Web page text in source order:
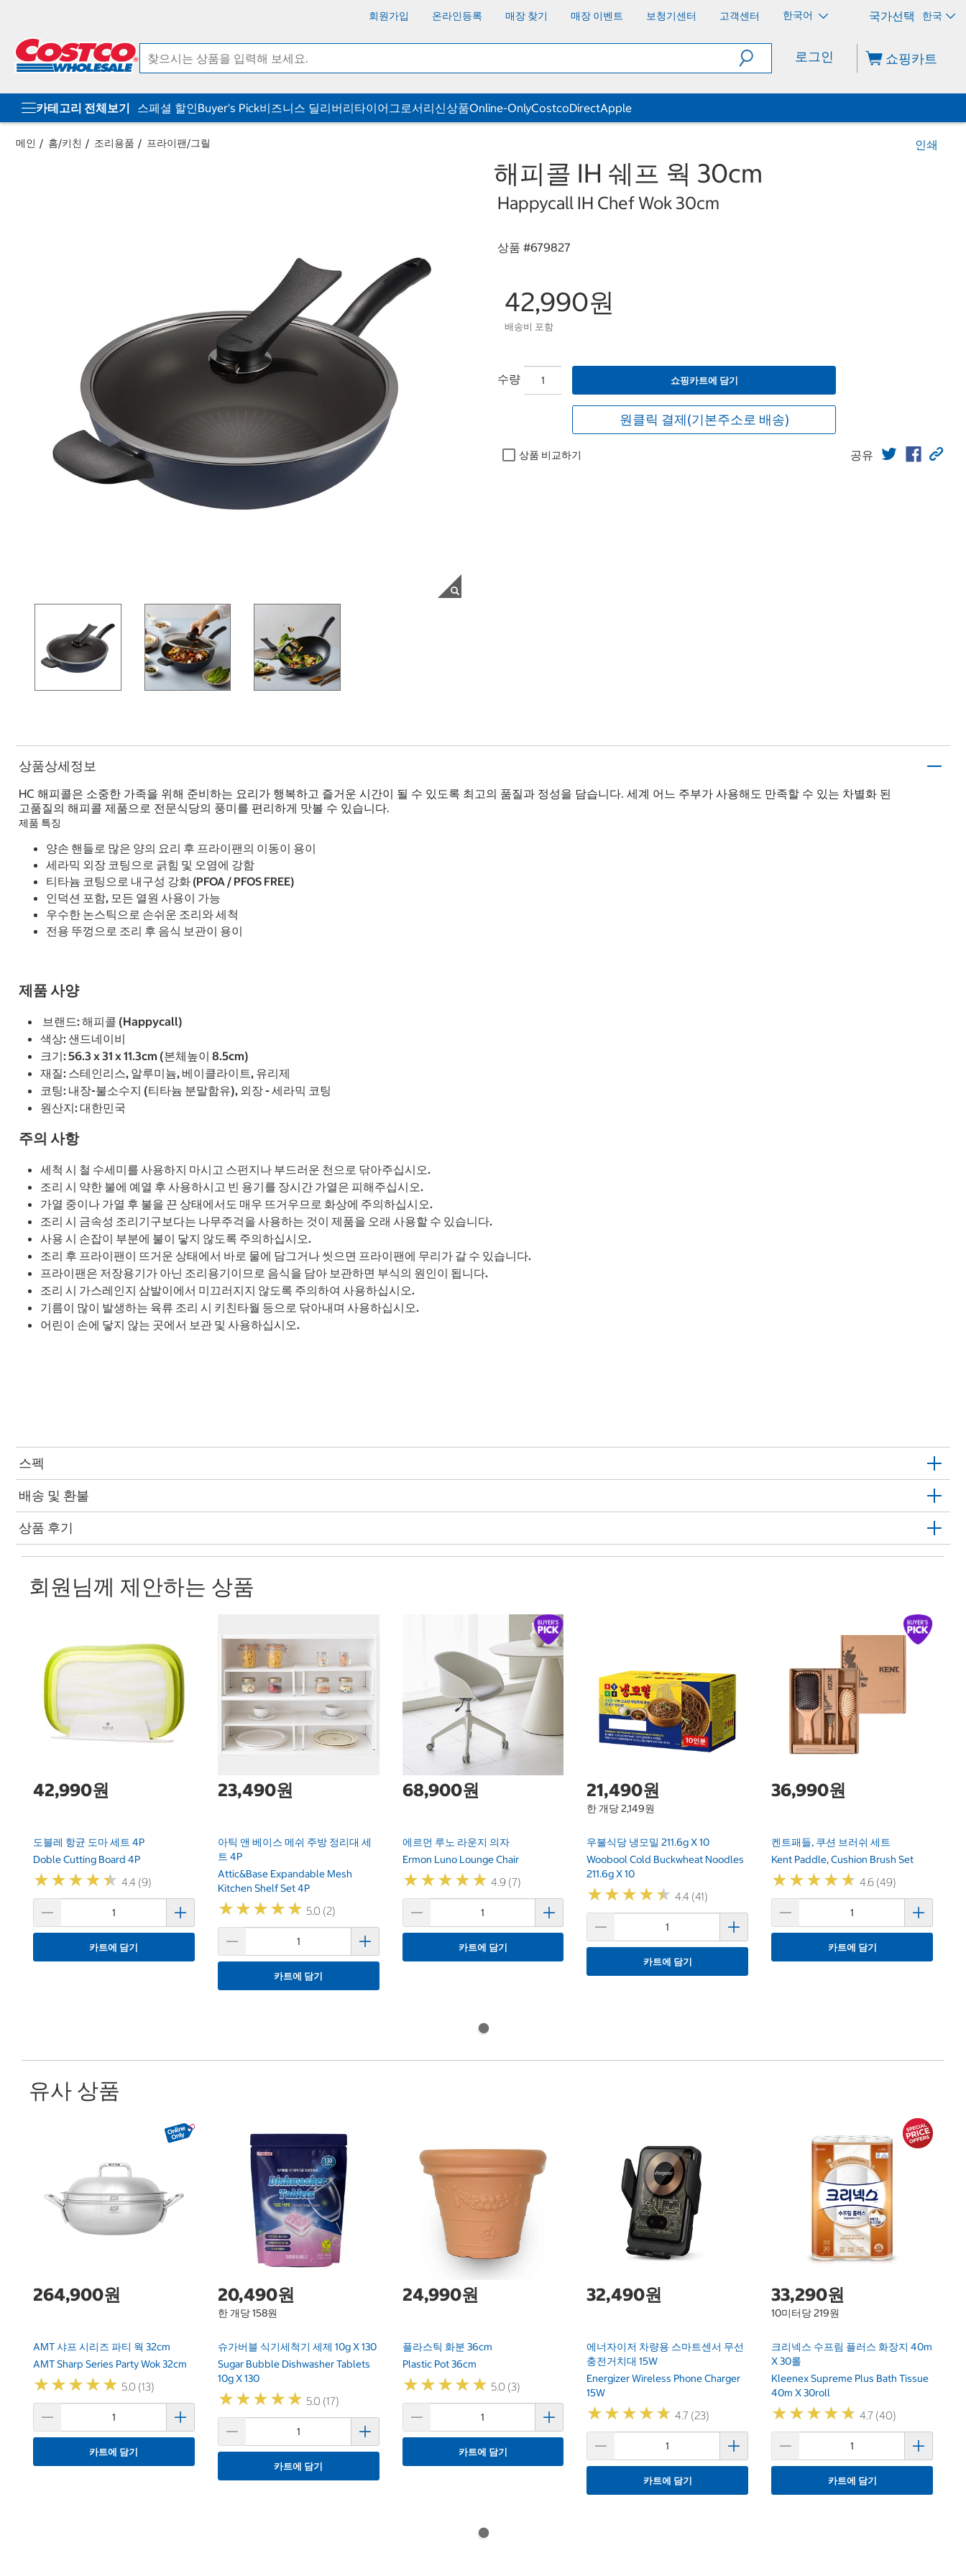
회원가입 온라인등록 매장 찾기 매장 이벤트 보청기센터 고객센터 한국어 한국
로그인 쇼핑카트
카테고리 전체보기 스페셜 할인Buyer's Pick비즈니스 딜리버리타이어그로서리신상품Online-OnlyCostcoDirectApple
메인 홈/키친 조리용품 프라이팬/그릴 인쇄
해피콜 IH 쉐프 웍 30cm
Happycall IH Chef Wok 30cm
상품 #679827
42,990원
배송비 포함
수량 쇼핑카트에 담기
원클릭 결제(기본주소로 배송)
상품 비교하기 공유
상품상세정보
HC 해피콜은 소중한 가족을 위해 준비하는 요리가 행복하고 즐거운 시간이 될 수 있도록 최고의 품질과 정성을 담습니다. 세계 어느 주부가 사용해도 만족할 수 있는 차별화 된
고품질의 해피콜 제품으로 전문식당의 풍미를 편리하게 맛볼 수 있습니다.
제품 특징
양손 핸들로 많은 양의 요리 후 프라이팬의 이동이 용이
세라믹 외장 코팅으로 긁힘 및 오염에 강함
티타늄 코팅으로 내구성 강화 (PFOA / PFOS FREE)
인덕션 포함, 모든 열원 사용이 가능
우수한 논스틱으로 손쉬운 조리와 세척
전용 뚜껑으로 조리 후 음식 보관이 용이
제품 사양
브랜드: 해피콜 (Happycall)
색상: 샌드네이비
크기: 56.3 x 31 x 11.3cm (본체높이 8.5cm)
재질: 스테인리스, 알루미늄, 베이클라이트, 유리제
코팅: 내장-불소수지 (티타늄 분말함유), 외장 - 세라믹 코팅
원산지: 대한민국
주의 사항
세척 시 철 수세미를 사용하지 마시고 스펀지나 부드러운 천으로 닦아주십시오.
조리 시 약한 불에 예열 후 사용하시고 빈 용기를 장시간 가열은 피해주십시오.
가열 중이나 가열 후 불을 끈 상태에서도 매우 뜨거우므로 화상에 주의하십시오.
조리 시 금속성 조리기구보다는 나무주걱을 사용하는 것이 제품을 오래 사용할 수 있습니다.
사용 시 손잡이 부분에 불이 닿지 않도록 주의하십시오.
조리 후 프라이팬이 뜨거운 상태에서 바로 물에 담그거나 씻으면 프라이팬에 무리가 갈 수 있습니다.
프라이팬은 저장용기가 아닌 조리용기이므로 음식을 담아 보관하면 부식의 원인이 됩니다.
조리 시 가스레인지 삼발이에서 미끄러지지 않도록 주의하여 사용하십시오.
기름이 많이 발생하는 육류 조리 시 키친타월 등으로 닦아내며 사용하십시오.
어린이 손에 닿지 않는 곳에서 보관 및 사용하십시오.
스펙
배송 및 환불
상품 후기
회원님께 제안하는 상품
42,990원
도블레 항균 도마 세트 4P
Doble Cutting Board 4P
★★★★★
★★★★★ 4.4 (9)
카트에 담기
23,490원
아틱 앤 베이스 메쉬 주방 정리대 세
트 4P
Attic&Base Expandable Mesh
Kitchen Shelf Set 4P
★★★★★
★★★★★ 5.0 (2)
카트에 담기
68,900원
에르먼 루노 라운지 의자
Ermon Luno Lounge Chair
★★★★★
★★★★★ 4.9 (7)
카트에 담기
21,490원
한 개당 2,149원
우불식당 냉모밀 211.6g X 10
Woobool Cold Buckwheat Noodles
211.6g X 10
★★★★★
★★★★★ 4.4 (41)
카트에 담기
36,990원
켄트패들, 쿠션 브러쉬 세트
Kent Paddle, Cushion Brush Set
★★★★★
★★★★★ 4.6 (49)
카트에 담기
유사 상품
264,900원
AMT 샤프 시리즈 파티 웍 32cm
AMT Sharp Series Party Wok 32cm
★★★★★
★★★★★ 5.0 (13)
카트에 담기
20,490원
한 개당 158원
슈가버블 식기세척기 세제 10g X 130
Sugar Bubble Dishwasher Tablets
10g X 130
★★★★★
★★★★★ 5.0 (17)
카트에 담기
24,990원
플라스틱 화분 36cm
Plastic Pot 36cm
★★★★★
★★★★★ 5.0 (3)
카트에 담기
32,490원
에너자이저 차량용 스마트센서 무선
충전거치대 15W
Energizer Wireless Phone Charger
15W
★★★★★
★★★★★ 4.7 (23)
카트에 담기
33,290원
10미터당 219원
크리넥스 수프림 플러스 화장지 40m
X 30롤
Kleenex Supreme Plus Bath Tissue
40m X 30roll
★★★★★
★★★★★ 4.7 (40)
카트에 담기